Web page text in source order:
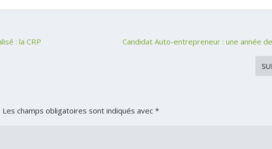
: la CRP
Candidat Auto-entrepreneur : une année
Les champs obligatoires sont indiqués avec*